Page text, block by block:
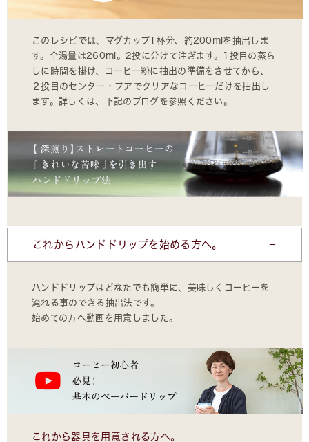
このレシピでは、マグカップ1杯分、約200mlを抽出しま
す。全湯量は260ml。2投に分けて注ぎます。1投目の蒸ら
しに時間を掛け、コーヒー粉に抽出の準備をさせてから、
２投目のセンター・プアでクリアなコーヒーだけを抽出し
ます。詳しくは、下記のブログを参照ください。
これからハンドドリップを始める方へ。
ハンドドリップはどなたでも簡単に、美味しくコーヒーを
淹れる事のできる抽出法です。
始めての方へ動画を用意しました。
これから器具を用意される方へ。